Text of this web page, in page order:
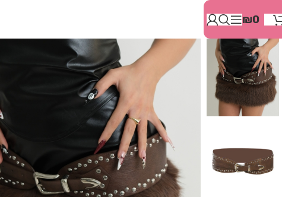
זֶה
מַעֲרֶכֶת
"המרכז
הישראלי
לְהַנְגָּשָׁת
אָתָרִים".
הַמְּסַיַּעַת
לִפְתִיחַת
תַּפְרִיט
הֵנְּגִישׁוּת
₪0